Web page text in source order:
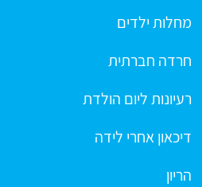
מחלות ילדים
חרדה חברתית
רעיונות ליום הולדת
דיכאון אחרי לידה
הריון